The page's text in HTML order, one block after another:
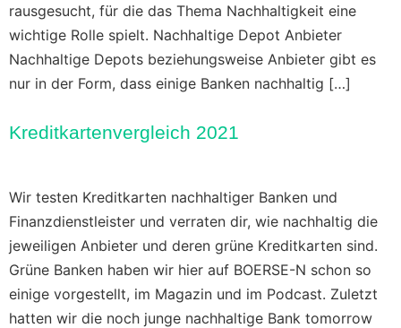
rausgesucht, für die das Thema Nachhaltigkeit eine
wichtige Rolle spielt. Nachhaltige Depot Anbieter
Nachhaltige Depots beziehungsweise Anbieter gibt es
nur in der Form, dass einige Banken nachhaltig […]
Kreditkartenvergleich 2021
Wir testen Kreditkarten nachhaltiger Banken und
Finanzdienstleister und verraten dir, wie nachhaltig die
jeweiligen Anbieter und deren grüne Kreditkarten sind.
Grüne Banken haben wir hier auf BOERSE-N schon so
einige vorgestellt, im Magazin und im Podcast. Zuletzt
hatten wir die noch junge nachhaltige Bank tomorrow